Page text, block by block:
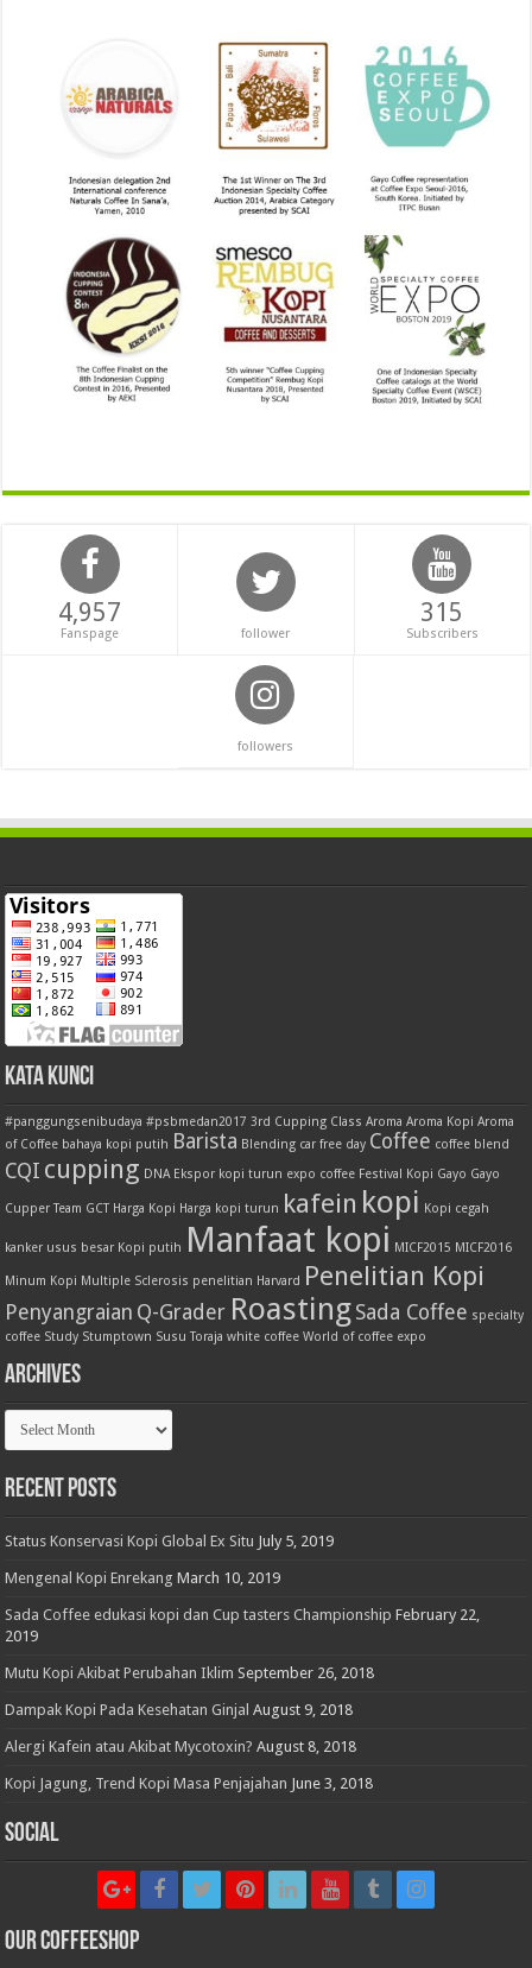
4,957
Fanspage follower
315
Subscribers
followers
Kata Kunci
#panggungsenibudaya #psbmedan2017 3rd Cupping Class Aroma Aroma Kopi Aroma
of Coffee bahaya kopi putih Barista Blending car free day Coffee coffee blend
CQI cupping DNA Ekspor kopi turun expo coffee Festival Kopi Gayo Gayo
Cupper Team GCT Harga Kopi Harga kopi turun kafein kopi Kopi cegah
kanker usus besar Kopi putih Manfaat kopi MICF2015 MICF2016
Minum Kopi Multiple Sclerosis penelitian Harvard Penelitian Kopi
Penyangraian Q-Grader Roasting Sada Coffee specialty
coffee Study Stumptown Susu Toraja white coffee World of coffee expo
Archives
Archives
Recent Posts
Status Konservasi Kopi Global Ex Situ July 5, 2019
Mengenal Kopi Enrekang March 10, 2019
Sada Coffee edukasi kopi dan Cup tasters Championship February 22,
2019
Mutu Kopi Akibat Perubahan Iklim September 26, 2018
Dampak Kopi Pada Kesehatan Ginjal August 9, 2018
Alergi Kafein atau Akibat Mycotoxin? August 8, 2018
Kopi Jagung, Trend Kopi Masa Penjajahan June 3, 2018
Social
Our CoffeeShop